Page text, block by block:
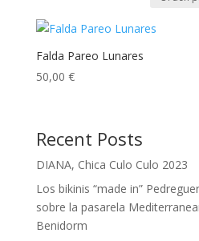
Falda Pareo Lunares
50,00 €
Recent Posts
DIANA, Chica Culo Culo 2023
Los bikinis “made in”
sobre la pasarela
Benidorm